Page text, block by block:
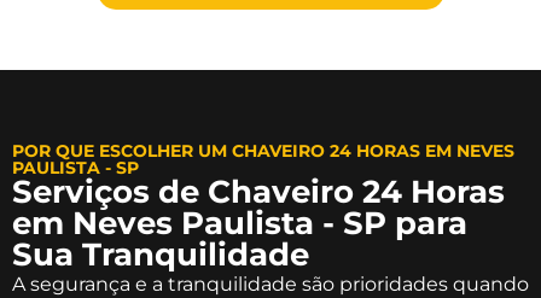
POR QUE ESCOLHER UM CHAVEIRO 24 HORAS EM NEVES
PAULISTA - SP
Serviços de Chaveiro 24 Horas
em Neves Paulista - SP para
Sua Tranquilidade
A segurança e a tranquilidade são prioridades quando